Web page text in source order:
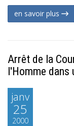
en savoir plus
Arrêt de la
l'Homme dans
janv
25
2000